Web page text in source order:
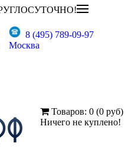
8 (495) 789-09-97
Москва
Товаров: 0 (0 руб)
Ничего не куплено!